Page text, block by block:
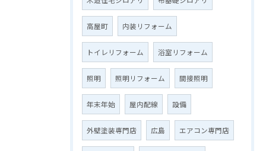
高屋町 内装リフォーム
トイレリフォーム 浴室リフォーム
照明 照明リフォーム 間接照明
年末年始 屋内配線 設備
外壁塗装専門店 広島 エアコン専門店